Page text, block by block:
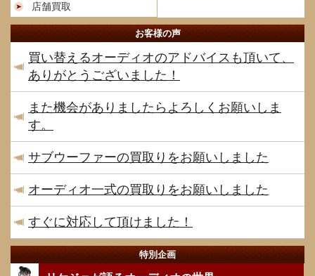
店舗買取
お客様の声
買い替えるオーディオのアドバイスも頂いて、
ありがとうございました！
また機会がありましたらよろしくお願いしま
す。
サブウーファーの買取りをお願いしました
オーディオ一式の買取りをお願いしました
すぐに対応して頂けました！
特別企画